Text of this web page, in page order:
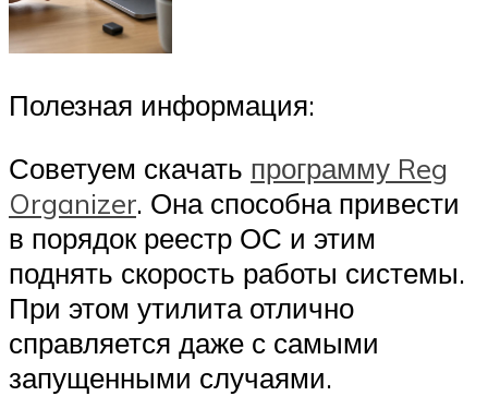
Полезная информация:
Советуем скачать программу Reg
Organizer. Она способна привести
в порядок реестр ОС и этим
поднять скорость работы системы.
При этом утилита отлично
справляется даже с самыми
запущенными случаями.